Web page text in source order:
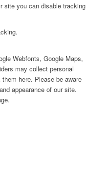
site you can disable tracking
Webfonts, Google Maps,
may collect personal
here. Please be aware
appearance of our site.